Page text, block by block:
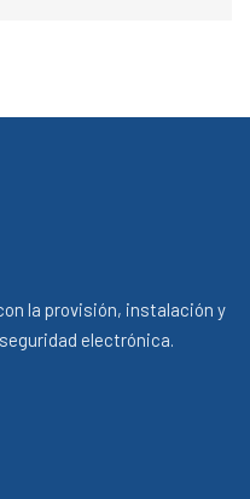
la provisión, instalación y
electrónica.